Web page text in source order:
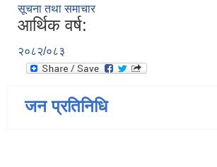
सूचना तथा समाचार
आर्थिक वर्ष:
२०८२/०८३
जन प्रतिनिधि